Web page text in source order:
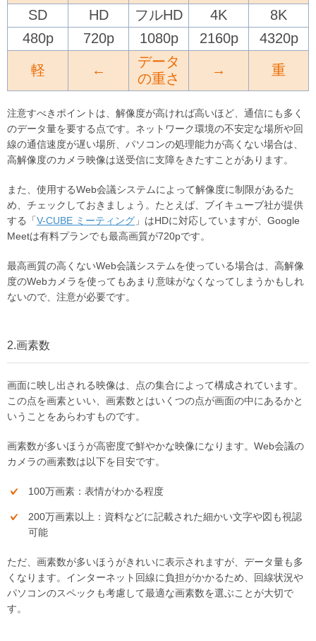
SD HD フルHD 4K
8K
480p
720p 1080p 2160p 4320p
軽 ←
データ
の重さ
→ 重
注意すべきポイントは、解像度が高ければ高いほど、通信にも多く
のデータ量を要する点です。ネットワーク環境の不安定な場所や回
線の通信速度が遅い場所、パソコンの処理能力が高くない場合は、
高解像度のカメラ映像は送受信に支障をきたすことがあります。
また、使用するWeb会議システムによって解像度に制限があるた
め、チェックしておきましょう。たとえば、ブイキューブ社が提供
する「 V-CUBE ミーティング 」はHDに対応していますが、Google
Meetは有料プランでも最高画質が720pです。
最高画質の高くないWeb会議システムを使っている場合は、高解像
度のWebカメラを使ってもあまり意味がなくなってしまうかもしれ
ないので、注意が必要です。
2.画素数
画面に映し出される映像は、点の集合によって構成されています。
この点を画素といい、画素数とはいくつの点が画面の中にあるかと
いうことをあらわすものです。
画素数が多いほうが高密度で鮮やかな映像になります。Web会議の
カメラの画素数は以下を目安です。
100万画素：表情がわかる程度
200万画素以上：資料などに記載された細かい文字や図も視認
可能
ただ、画素数が多いほうがきれいに表示されますが、データ量も多
くなります。インターネット回線に負担がかかるため、回線状況や
パソコンのスペックも考慮して最適な画素数を選ぶことが大切で
す。